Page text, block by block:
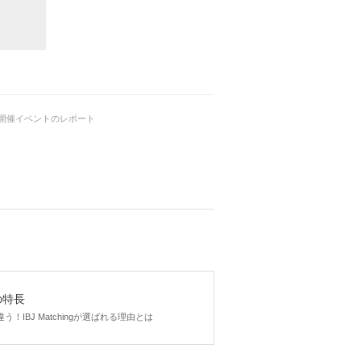
催イベントのレポート
特長
う！IBJ Matchingが選ばれる理由とは